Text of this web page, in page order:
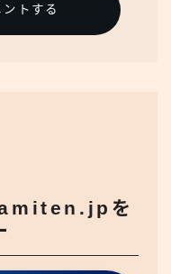
トする
を